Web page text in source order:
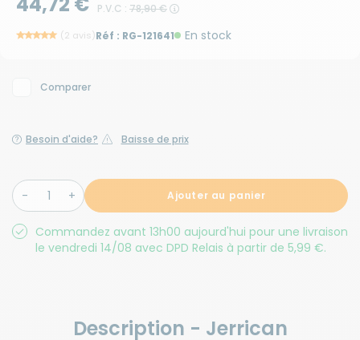
P.V.C : 78,90 €
(2 avis)Réf : RG-121641 En stock
Comparer
Besoin d'aide? Baisse de prix
Ajouter au panier
Commandez avant 13h00 aujourd'hui pour une livraison
le vendredi 14/08 avec DPD Relais à partir de 5,99 €.
Description - Jerrican